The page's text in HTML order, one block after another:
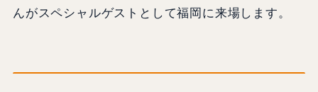
んがスペシャルゲストとして福岡に来場します。